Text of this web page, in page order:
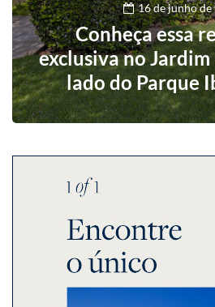
16 de junho de
Conheça essa
exclusiva no
lado do Parque